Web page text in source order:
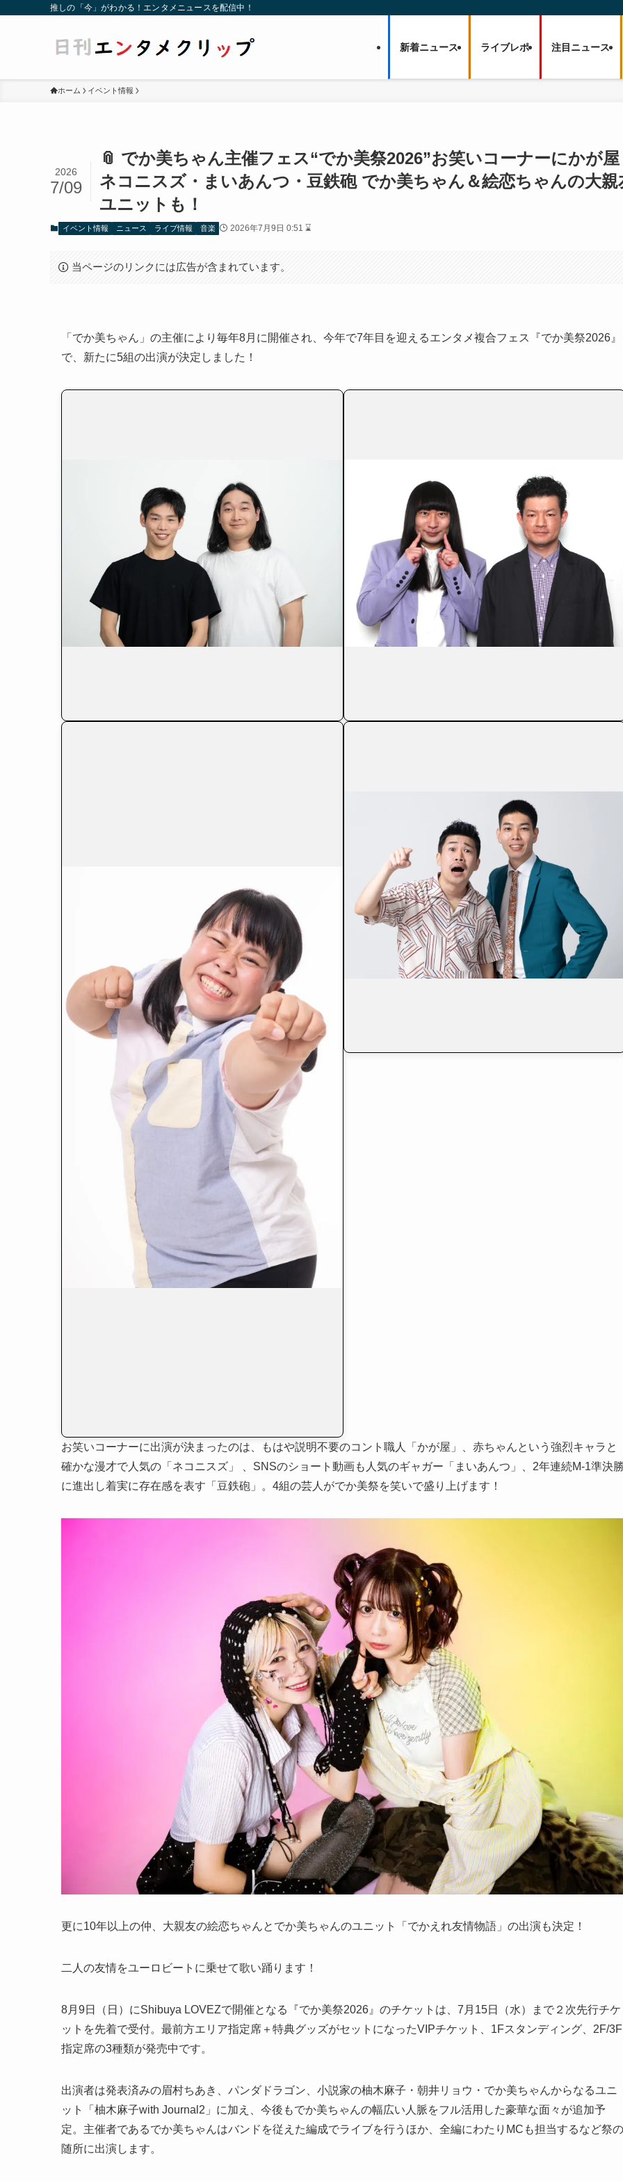
推しの「今」がわかる！エンタメニュースを配信中！
新着ニュース ライブレポ 注目ニュース
ホーム イベント情報
📎 でか美ちゃん主催フェス“でか美祭2026”お笑いコーナーにかが屋
ネコニスズ・まいあんつ・豆鉄砲 でか美ちゃん＆絵恋ちゃんの大親
ユニットも！
2026
7/09
イベント情報 ニュース ライブ情報 音楽 2026年7月9日 0:51 ⌛
当ページのリンクには広告が含まれています。
「でか美ちゃん」の主催により毎年8月に開催され、今年で7年目を迎えるエンタメ複合フェス『でか美祭2026』
で、新たに5組の出演が決定しました！
お笑いコーナーに出演が決まったのは、もはや説明不要のコント職人「かが屋」、赤ちゃんという強烈キャラと
確かな漫才で人気の「ネコニスズ」 、SNSのショート動画も人気のギャガー「まいあんつ」、2年連続M-1準決
に進出し着実に存在感を表す「豆鉄砲」。4組の芸人がでか美祭を笑いで盛り上げます！
更に10年以上の仲、大親友の絵恋ちゃんとでか美ちゃんのユニット「でかえれ友情物語」の出演も決定！
二人の友情をユーロビートに乗せて歌い踊ります！
8月9日（日）にShibuya LOVEZで開催となる『でか美祭2026』のチケットは、7月15日（水）まで２次先行チケ
ットを先着で受付。最前方エリア指定席＋特典グッズがセットになったVIPチケット、1Fスタンディング、2F/3F
指定席の3種類が発売中です。
出演者は発表済みの眉村ちあき、パンダドラゴン、小説家の柚木麻子・朝井リョウ・でか美ちゃんからなるユニ
ット「柚木麻子with Journal2」に加え、今後もでか美ちゃんの幅広い人脈をフル活用した豪華な面々が追加予
定。主催者であるでか美ちゃんはバンドを従えた編成でライブを行うほか、全編にわたりMCも担当するなど祭の
随所に出演します。